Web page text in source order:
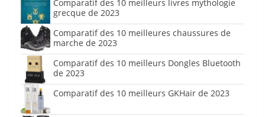
Comparatif des 10 meilleurs livres mythologie
grecque de 2023
Comparatif des 10 meilleures chaussures de
marche de 2023
Comparatif des 10 meilleurs Dongles Bluetooth
de 2023
Comparatif des 10 meilleurs GKHair de 2023